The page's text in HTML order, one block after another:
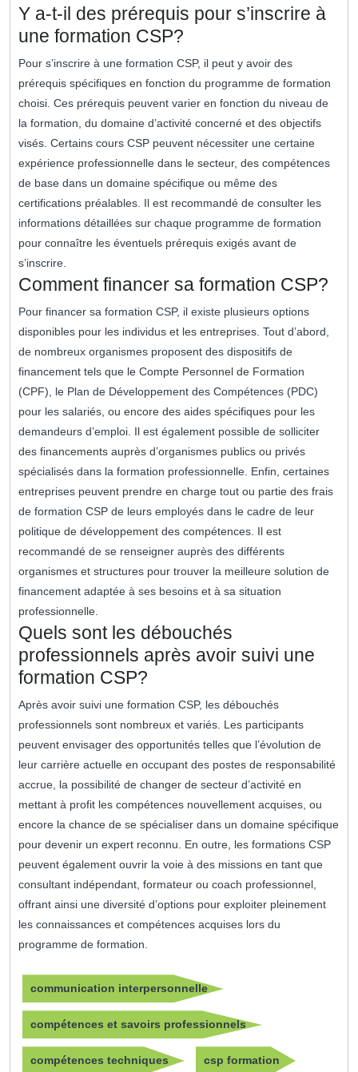
Y a-t-il des prérequis pour s’inscrire à
une formation CSP?
Pour s’inscrire à une formation CSP, il peut y avoir des
prérequis spécifiques en fonction du programme de formation
choisi. Ces prérequis peuvent varier en fonction du niveau de
la formation, du domaine d’activité concerné et des objectifs
visés. Certains cours CSP peuvent nécessiter une certaine
expérience professionnelle dans le secteur, des compétences
de base dans un domaine spécifique ou même des
certifications préalables. Il est recommandé de consulter les
informations détaillées sur chaque programme de formation
pour connaître les éventuels prérequis exigés avant de
s’inscrire.
Comment financer sa formation CSP?
Pour financer sa formation CSP, il existe plusieurs options
disponibles pour les individus et les entreprises. Tout d’abord,
de nombreux organismes proposent des dispositifs de
financement tels que le Compte Personnel de Formation
(CPF), le Plan de Développement des Compétences (PDC)
pour les salariés, ou encore des aides spécifiques pour les
demandeurs d’emploi. Il est également possible de solliciter
des financements auprès d’organismes publics ou privés
spécialisés dans la formation professionnelle. Enfin, certaines
entreprises peuvent prendre en charge tout ou partie des frais
de formation CSP de leurs employés dans le cadre de leur
politique de développement des compétences. Il est
recommandé de se renseigner auprès des différents
organismes et structures pour trouver la meilleure solution de
financement adaptée à ses besoins et à sa situation
professionnelle.
Quels sont les débouchés
professionnels après avoir suivi une
formation CSP?
Après avoir suivi une formation CSP, les débouchés
professionnels sont nombreux et variés. Les participants
peuvent envisager des opportunités telles que l’évolution de
leur carrière actuelle en occupant des postes de responsabilité
accrue, la possibilité de changer de secteur d’activité en
mettant à profit les compétences nouvellement acquises, ou
encore la chance de se spécialiser dans un domaine spécifique
pour devenir un expert reconnu. En outre, les formations CSP
peuvent également ouvrir la voie à des missions en tant que
consultant indépendant, formateur ou coach professionnel,
offrant ainsi une diversité d’options pour exploiter pleinement
les connaissances et compétences acquises lors du
programme de formation.
communication interpersonnelle
compétences et savoirs professionnels
compétences techniques csp formation